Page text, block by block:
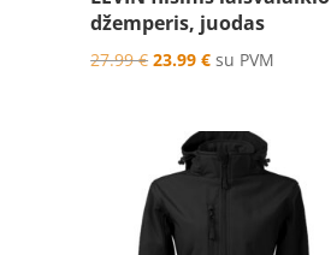
džemperis, juodas
27.99€ Original
27.99 €.
23.99€Current
23.99 €.
su PVM